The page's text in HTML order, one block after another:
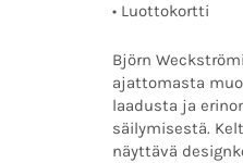
• Luottokortti
Björn
ajattomasta
laadusta ja
säilymisestä.
näyttävä